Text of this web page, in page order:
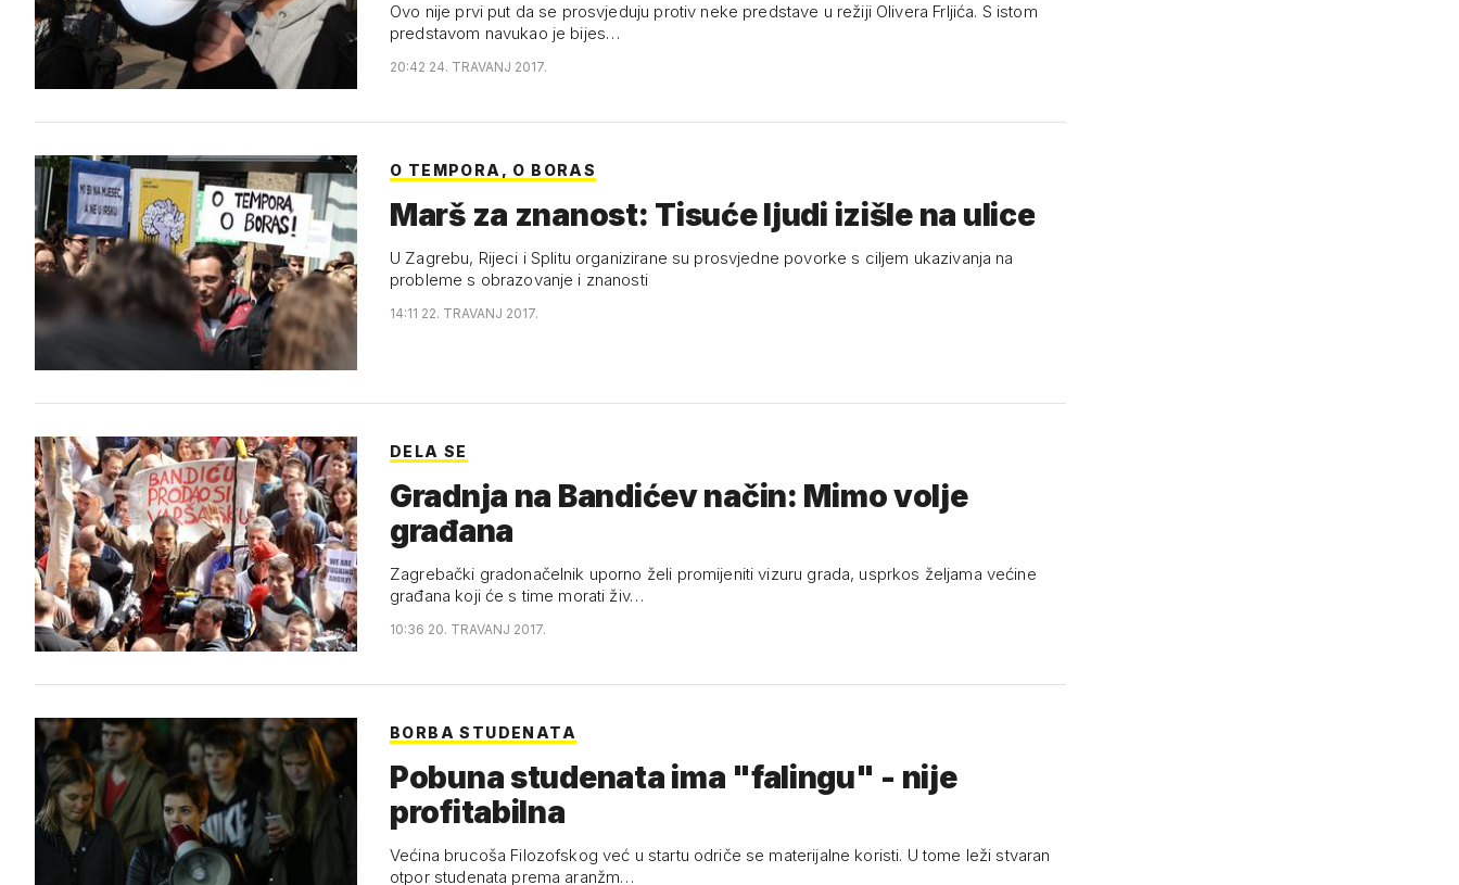
Ovo nije prvi put da se prosvjeduju protiv neke predstave u režiji Olivera Frljića. S istom
predstavom navukao je bijes…
20:42 24. TRAVANJ 2017.
O TEMPORA, O BORAS
Marš za znanost: Tisuće ljudi izišle na ulice
U Zagrebu, Rijeci i Splitu organizirane su prosvjedne povorke s ciljem ukazivanja na
probleme s obrazovanje i znanosti
14:11 22. TRAVANJ 2017.
DELA SE
Gradnja na Bandićev način: Mimo volje
građana
Zagrebački gradonačelnik uporno želi promijeniti vizuru grada, usprkos željama većine
građana koji će s time morati živ…
10:36 20. TRAVANJ 2017.
BORBA STUDENATA
Pobuna studenata ima "falingu" - nije
profitabilna
Većina brucoša Filozofskog već u startu odriče se materijalne koristi. U tome leži stvaran
otpor studenata prema aranžm…